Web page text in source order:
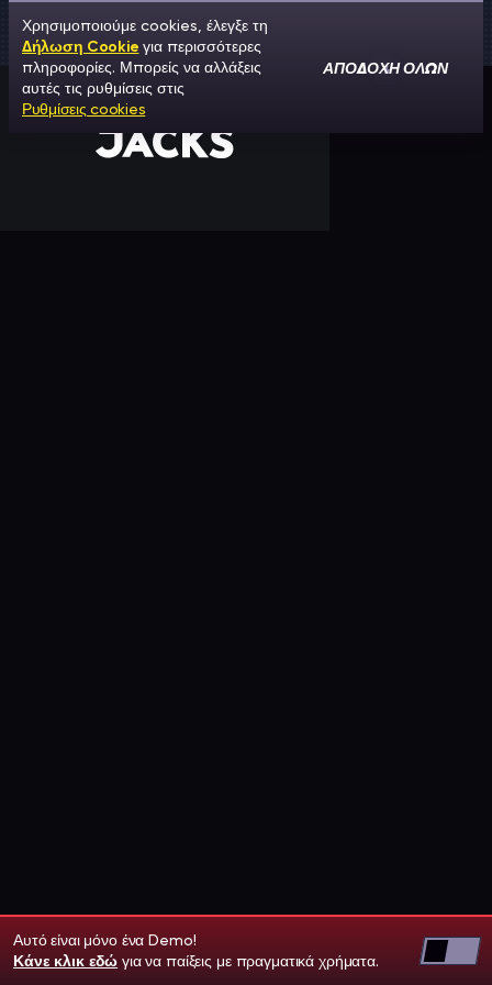
Αυτό είναι μόνο ένα Demo!
Κάνε κλικ εδώ για να παίξεις με πραγματικά χρήματα.
Χρησιμοποιούμε cookies, έλεγξε τη
Δήλωση Cookie για περισσότερες
πληροφορίες. Μπορείς να αλλάξεις
αυτές τις ρυθμίσεις στις
Ρυθμίσεις cookies
ΑΠΟΔΟΧΉ ΌΛΩΝ